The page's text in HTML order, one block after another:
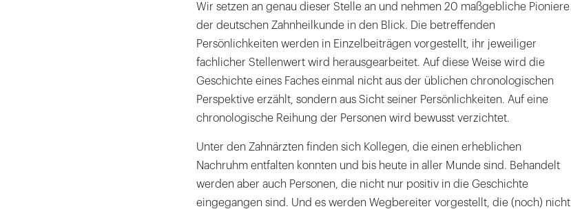
Wir setzen an genau dieser Stelle an und nehmen 20 maßgebliche Pioniere
der deutschen Zahnheilkunde in den Blick. Die betreffenden
Persönlichkeiten werden in Einzelbeiträgen vorgestellt, ihr jeweiliger
fachlicher Stellenwert wird herausgearbeitet. Auf diese Weise wird die
Geschichte eines Faches einmal nicht aus der üblichen chronologischen
Perspektive erzählt, sondern aus Sicht seiner Persönlichkeiten. Auf eine
chronologische Reihung der Personen wird bewusst verzichtet.
Unter den Zahnärzten finden sich Kollegen, die einen erheblichen
Nachruhm entfalten konnten und bis heute in aller Munde sind. Behandelt
werden aber auch Personen, die nicht nur positiv in die Geschichte
eingegangen sind. Und es werden Wegbereiter vorgestellt, die (noch) nicht